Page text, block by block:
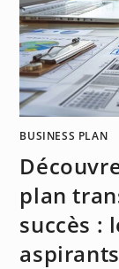
BUSINESS PLAN
plan
succès :